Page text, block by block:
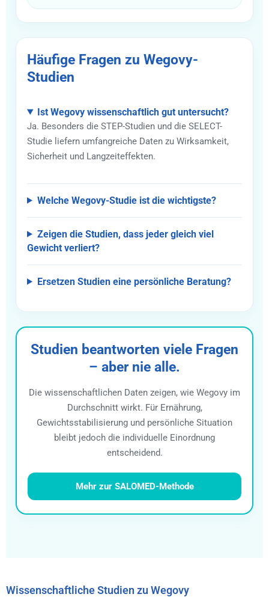
Häufige Fragen zu Wegovy-
Studien
Ist Wegovy wissenschaftlich gut untersucht?
Ja. Besonders die STEP-Studien und die SELECT-
Studie liefern umfangreiche Daten zu Wirksamkeit,
Sicherheit und Langzeiteffekten.
Welche Wegovy-Studie ist die wichtigste?
Zeigen die Studien, dass jeder gleich viel
Gewicht verliert?
Ersetzen Studien eine persönliche Beratung?
Studien beantworten viele Fragen
– aber nie alle.
Die wissenschaftlichen Daten zeigen, wie Wegovy im
Durchschnitt wirkt. Für Ernährung,
Gewichtsstabilisierung und persönliche Situation
bleibt jedoch die individuelle Einordnung
entscheidend.
Mehr zur SALOMED-Methode
Wissenschaftliche Studien zu Wegovy